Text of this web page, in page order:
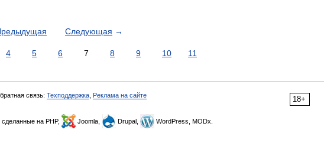
Следующая →
4 5 6 7 8 9 10 11
18+
связь: Техподдержка Реклама на сайте
, сделанные на PHP, Joomla, Drupal, WordPress, MODx.